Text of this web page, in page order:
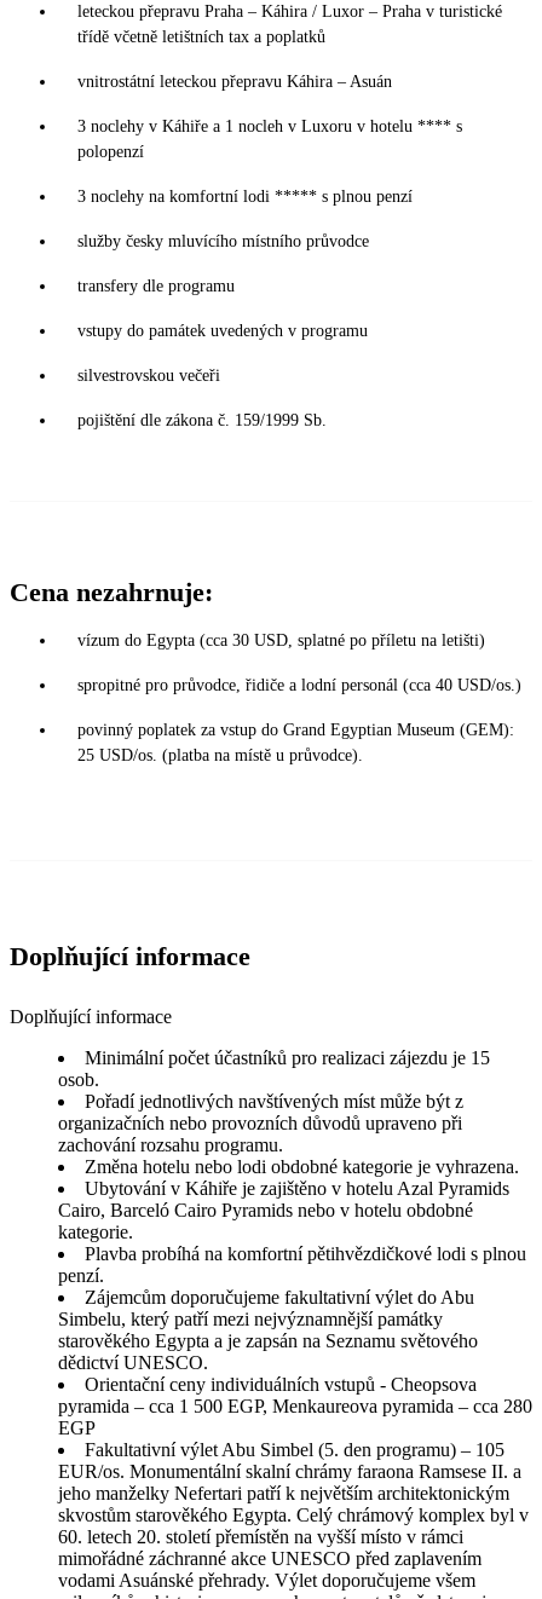
leteckou přepravu Praha – Káhira / Luxor – Praha v turistické
třídě včetně letištních tax a poplatků
vnitrostátní leteckou přepravu Káhira – Asuán
3 noclehy v Káhiře a 1 nocleh v Luxoru v hotelu **** s
polopenzí
3 noclehy na komfortní lodi ***** s plnou penzí
služby česky mluvícího místního průvodce
transfery dle programu
vstupy do památek uvedených v programu
silvestrovskou večeři
pojištění dle zákona č. 159/1999 Sb.
Cena nezahrnuje:
vízum do Egypta (cca 30 USD, splatné po příletu na letišti)
spropitné pro průvodce, řidiče a lodní personál (cca 40 USD/os.)
povinný poplatek za vstup do Grand Egyptian Museum (GEM):
25 USD/os. (platba na místě u průvodce).
Doplňující informace
Doplňující informace
Minimální počet účastníků pro realizaci zájezdu je 15
osob.
Pořadí jednotlivých navštívených míst může být z
organizačních nebo provozních důvodů upraveno při
zachování rozsahu programu.
Změna hotelu nebo lodi obdobné kategorie je vyhrazena.
Ubytování v Káhiře je zajištěno v hotelu Azal Pyramids
Cairo, Barceló Cairo Pyramids nebo v hotelu obdobné
kategorie.
Plavba probíhá na komfortní pětihvězdičkové lodi s plnou
penzí.
Zájemcům doporučujeme fakultativní výlet do Abu
Simbelu, který patří mezi nejvýznamnější památky
starověkého Egypta a je zapsán na Seznamu světového
dědictví UNESCO.
Orientační ceny individuálních vstupů - Cheopsova
pyramida – cca 1 500 EGP, Menkaureova pyramida – cca 280
EGP
Fakultativní výlet Abu Simbel (5. den programu) – 105
EUR/os. Monumentální skalní chrámy faraona Ramsese II. a
jeho manželky Nefertari patří k největším architektonickým
skvostům starověkého Egypta. Celý chrámový komplex byl v
60. letech 20. století přemístěn na vyšší místo v rámci
mimořádné záchranné akce UNESCO před zaplavením
vodami Asuánské přehrady. Výlet doporučujeme všem